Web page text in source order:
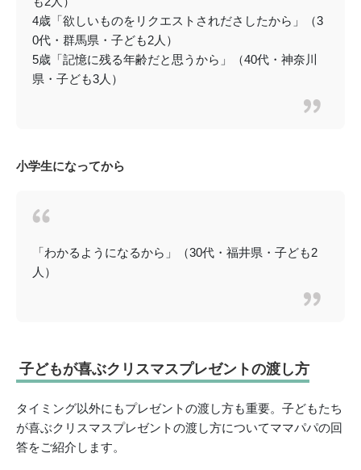
4歳「欲しいものをリクエストされださしたから」（3
0代・群馬県・子ども2人）
5歳「記憶に残る年齢だと思うから」（40代・神奈川
県・子ども3人）
小学生になってから
「わかるようになるから」（30代・福井県・子ども2
人）
子どもが喜ぶクリスマスプレゼントの渡し方
タイミング以外にもプレゼントの渡し方も重要。子どもたち
が喜ぶクリスマスプレゼントの渡し方についてママパパの回
答をご紹介します。